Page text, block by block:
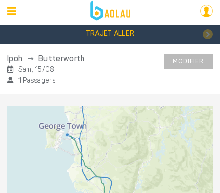
TRAJET ALLER
Ipoh Butterworth
Sam, 15/08
1 Passagers
MODIFIER